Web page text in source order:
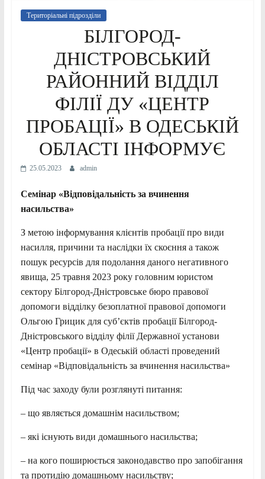
Територіальні підрозділи
БІЛГОРОД-
ДНІСТРОВСЬКИЙ
РАЙОННИЙ ВІДДІЛ
ФІЛІЇ ДУ «ЦЕНТР
ПРОБАЦІЇ» В ОДЕСЬКІЙ
ОБЛАСТІ ІНФОРМУЄ
25.05.2023 admin
Семінар «Відповідальність за вчинення
насильства»
З метою інформування клієнтів пробації про види
насилля, причини та наслідки їх скоєння а також
пошук ресурсів для подолання даного негативного
явища, 25 травня 2023 року головним юристом
сектору Білгород-Дністровське бюро правової
допомоги відділку безоплатної правової допомоги
Ольгою Грицик для суб’єктів пробації Білгород-
Дністровського відділу філії Державної установи
«Центр пробації» в Одеській області проведений
семінар «Відповідальність за вчинення насильства»
Під час заходу були розглянуті питання:
– що являється домашнім насильством;
– які існують види домашнього насильства;
– на кого поширюється законодавство про запобігання
та протидію домашньому насильству;